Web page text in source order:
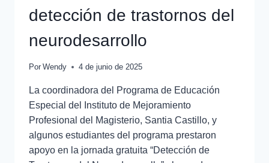
detección de trastornos del
neurodesarrollo
Por Wendy 4 de junio de 2025
La coordinadora del Programa de Educación
Especial del Instituto de Mejoramiento
Profesional del Magisterio, Santia Castillo, y
algunos estudiantes del programa prestaron
apoyo en la jornada gratuita “Detección de